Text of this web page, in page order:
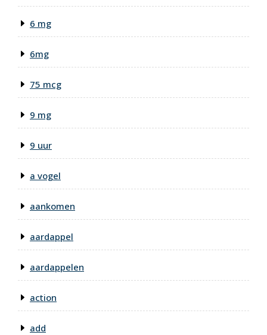
6 mg
6mg
75 mcg
9 mg
9 uur
a vogel
aankomen
aardappel
aardappelen
action
add